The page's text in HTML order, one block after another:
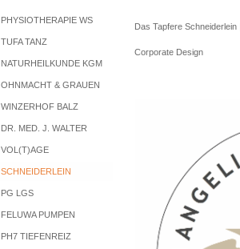
PHYSIOTHERAPIE WS
TUFA TANZ
NATURHEILKUNDE KGM
OHNMACHT & GRAUEN
WINZERHOF BALZ
DR. MED. J. WALTER
VOL(T)AGE
SCHNEIDERLEIN
PG LGS
FELUWA PUMPEN
PH7 TIEFENREIZ
Das Tapfere
Corporate Design